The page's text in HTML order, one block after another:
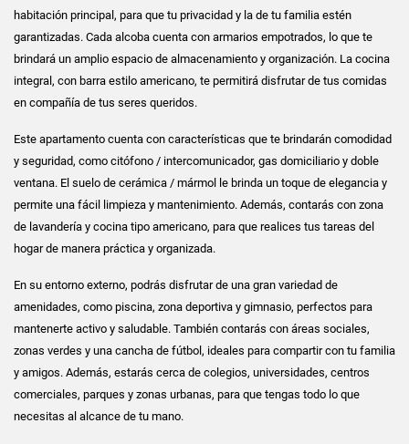
habitación principal, para que tu privacidad y la de tu familia estén
garantizadas. Cada alcoba cuenta con armarios empotrados, lo que te
brindará un amplio espacio de almacenamiento y organización. La cocina
integral, con barra estilo americano, te permitirá disfrutar de tus comidas
en compañía de tus seres queridos.
Este apartamento cuenta con características que te brindarán comodidad
y seguridad, como citófono / intercomunicador, gas domiciliario y doble
ventana. El suelo de cerámica / mármol le brinda un toque de elegancia y
permite una fácil limpieza y mantenimiento. Además, contarás con zona
de lavandería y cocina tipo americano, para que realices tus tareas del
hogar de manera práctica y organizada.
En su entorno externo, podrás disfrutar de una gran variedad de
amenidades, como piscina, zona deportiva y gimnasio, perfectos para
mantenerte activo y saludable. También contarás con áreas sociales,
zonas verdes y una cancha de fútbol, ideales para compartir con tu familia
y amigos. Además, estarás cerca de colegios, universidades, centros
comerciales, parques y zonas urbanas, para que tengas todo lo que
necesitas al alcance de tu mano.